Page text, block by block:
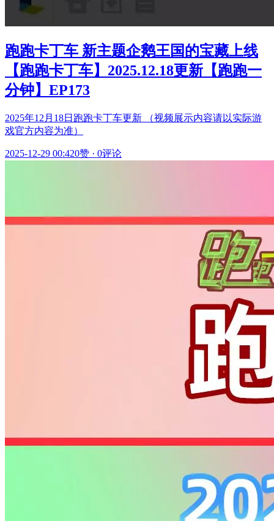
跑跑卡丁车 新主题企鹅王国的宝藏上线
【跑跑卡丁车】2025.12.18更新【跑跑一
分钟】EP173
2025年12月18日跑跑卡丁车更新 （视频展示内容请以实际游
戏官方内容为准）
2025-12-29 00:420赞 · 0评论